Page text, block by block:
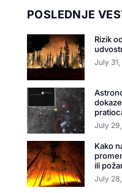
POSLEDNJE
Rizik
July
July
Kako
ili
July